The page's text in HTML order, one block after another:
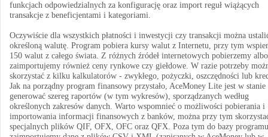
funkcjach odpowiedzialnych za konfigurację oraz import reguł wiążących
transakcje z beneficjentami i kategoriami.
Oczywiście dla wszystkich płatności i inwestycji czy transakcji można
określoną walutę. Program pobiera kursy walut z Internetu, przy tym
150 walut z całego świata. Z różnych źródeł internetowych pobierzemy albo
zaimportujemy również ceny rynkowe czy giełdowe. W razie potrzeby
skorzystać z kilku kalkulatorów - zwykłego, pożyczki, oszczędności lub
Jak na porządny program finansowy przystało, AceMoney Lite jest w stanie
generować szereg raportów (w tym wykresów), sporządzanych według
określonych zakresów danych. Warto wspomnieć o możliwości pobierania i
importowania informacji finansowych z banków, można przy tym
specjalnych plików QIF, OFX, OFC oraz QFX. Poza tym do bazy programu